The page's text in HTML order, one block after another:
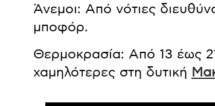
Άνεμοι: Από νότιες
μποφόρ.
Θερμοκρασία: Από 13 έως
χαμηλότερες στη δυτική